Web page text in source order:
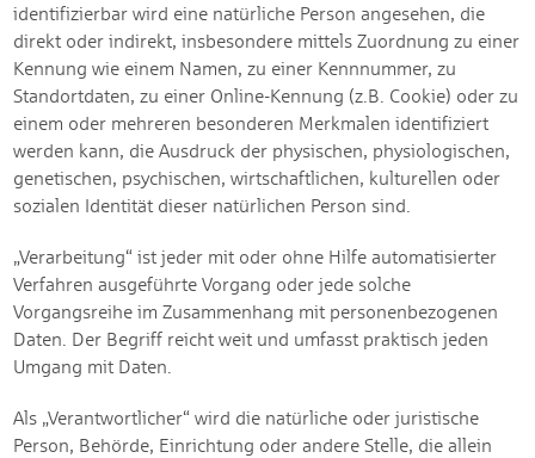
identifizierbar wird eine natürliche Person angesehen, die
direkt oder indirekt, insbesondere mittels Zuordnung zu einer
Kennung wie einem Namen, zu einer Kennnummer, zu
Standortdaten, zu einer Online-Kennung (z.B. Cookie) oder zu
einem oder mehreren besonderen Merkmalen identifiziert
werden kann, die Ausdruck der physischen, physiologischen,
genetischen, psychischen, wirtschaftlichen, kulturellen oder
sozialen Identität dieser natürlichen Person sind.
„Verarbeitung“ ist jeder mit oder ohne Hilfe automatisierter
Verfahren ausgeführte Vorgang oder jede solche
Vorgangsreihe im Zusammenhang mit personenbezogenen
Daten. Der Begriff reicht weit und umfasst praktisch jeden
Umgang mit Daten.
Als „Verantwortlicher“ wird die natürliche oder juristische
Person, Behörde, Einrichtung oder andere Stelle, die allein